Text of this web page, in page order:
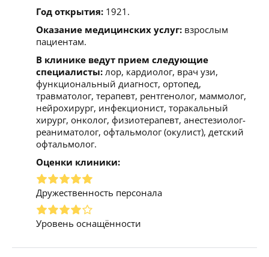
Год открытия: 1921.
Оказание медицинских услуг: взрослым
пациентам.
В клинике ведут прием следующие
специалисты: лор, кардиолог, врач узи,
функциональный диагност, ортопед,
травматолог, терапевт, рентгенолог, маммолог,
нейрохирург, инфекционист, торакальный
хирург, онколог, физиотерапевт, анестезиолог-
реаниматолог, офтальмолог (окулист), детский
офтальмолог.
Оценки клиники:
Дружественность персонала
Уровень оснащённости